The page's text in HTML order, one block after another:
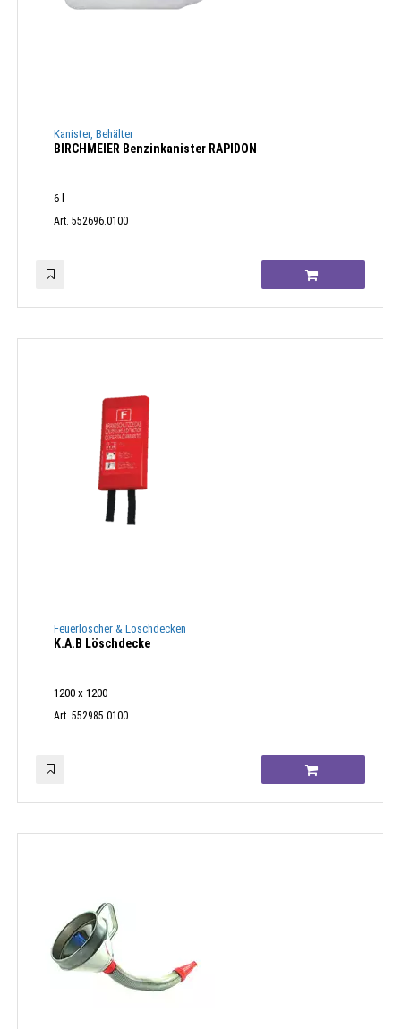
Kanister, Behälter
BIRCHMEIER Benzinkanister RAPIDON
6 l
Art. 552696.0100
Feuerlöscher & Löschdecken
K.A.B Löschdecke
1200 x 1200
Art. 552985.0100